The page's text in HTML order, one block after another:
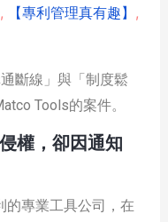
, 【專利管理真有趣】 ,
斷線」與「制度鬆
Tools的案件。
權，卻因通知
的專業工具公司，在